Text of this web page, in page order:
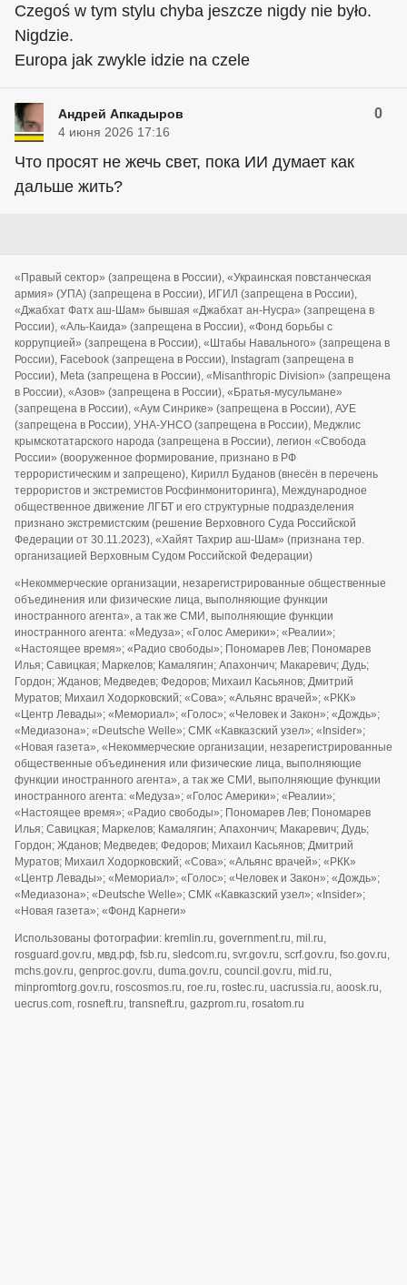
Czegoś w tym stylu chyba jeszcze nigdy nie było.
Nigdzie.
Europa jak zwykle idzie na czele
Андрей Апкадыров 0
4 июня 2026 17:16
Что просят не жечь свет, пока ИИ думает как
дальше жить?
«Правый сектор» (запрещена в России), «Украинская повстанческая
армия» (УПА) (запрещена в России), ИГИЛ (запрещена в России),
«Джабхат Фатх аш-Шам» бывшая «Джабхат ан-Нусра» (запрещена в
России), «Аль-Каида» (запрещена в России), «Фонд борьбы с
коррупцией» (запрещена в России), «Штабы Навального» (запрещена в
России), Facebook (запрещена в России), Instagram (запрещена в
России), Meta (запрещена в России), «Misanthropic Division» (запрещена
в России), «Азов» (запрещена в России), «Братья-мусульмане»
(запрещена в России), «Аум Синрике» (запрещена в России), АУЕ
(запрещена в России), УНА-УНСО (запрещена в России), Меджлис
крымскотатарского народа (запрещена в России), легион «Свобода
России» (вооруженное формирование, признано в РФ
террористическим и запрещено), Кирилл Буданов (внесён в перечень
террористов и экстремистов Росфинмониторинга), Международное
общественное движение ЛГБТ и его структурные подразделения
признано экстремистским (решение Верховного Суда Российской
Федерации от 30.11.2023), «Хайят Тахрир аш-Шам» (признана тер.
организацией Верховным Судом Российской Федерации)
«Некоммерческие организации, незарегистрированные общественные
объединения или физические лица, выполняющие функции
иностранного агента», а так же СМИ, выполняющие функции
иностранного агента: «Медуза»; «Голос Америки»; «Реалии»;
«Настоящее время»; «Радио свободы»; Пономарев Лев; Пономарев
Илья; Савицкая; Маркелов; Камалягин; Апахончич; Макаревич; Дудь;
Гордон; Жданов; Медведев; Федоров; Михаил Касьянов; Дмитрий
Муратов; Михаил Ходорковский; «Сова»; «Альянс врачей»; «РКК»
«Центр Левады»; «Мемориал»; «Голос»; «Человек и Закон»; «Дождь»;
«Медиазона»; «Deutsche Welle»; СМК «Кавказский узел»; «Insider»;
«Новая газета», «Некоммерческие организации, незарегистрированные
общественные объединения или физические лица, выполняющие
функции иностранного агента», а так же СМИ, выполняющие функции
иностранного агента: «Медуза»; «Голос Америки»; «Реалии»;
«Настоящее время»; «Радио свободы»; Пономарев Лев; Пономарев
Илья; Савицкая; Маркелов; Камалягин; Апахончич; Макаревич; Дудь;
Гордон; Жданов; Медведев; Федоров; Михаил Касьянов; Дмитрий
Муратов; Михаил Ходорковский; «Сова»; «Альянс врачей»; «РКК»
«Центр Левады»; «Мемориал»; «Голос»; «Человек и Закон»; «Дождь»;
«Медиазона»; «Deutsche Welle»; СМК «Кавказский узел»; «Insider»;
«Новая газета»; «Фонд Карнеги»
Использованы фотографии: kremlin.ru, government.ru, mil.ru,
rosguard.gov.ru, мвд.рф, fsb.ru, sledcom.ru, svr.gov.ru, scrf.gov.ru, fso.gov.ru,
mchs.gov.ru, genproc.gov.ru, duma.gov.ru, council.gov.ru, mid.ru,
minpromtorg.gov.ru, roscosmos.ru, roe.ru, rostec.ru, uacrussia.ru, aoosk.ru,
uecrus.com, rosneft.ru, transneft.ru, gazprom.ru, rosatom.ru